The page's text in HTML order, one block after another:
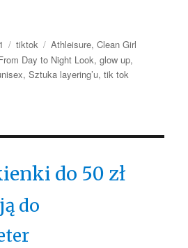
Kategorie
tiktok Tagi
Athleisure,Clean Girl
Day to Night Look,glow up,
,Sztuka layering’u,tik tok
do 50 zł
do